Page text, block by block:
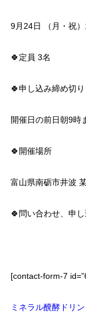
9月24日 （月・祝
🍀定員 3名
🍀申し込み締め切り
開催日の前日朝9時
🍀開催場所
富山県南砺市井波
🍀問い合わせ、申
[contact-form-7
ミネラル醗酵ドリ